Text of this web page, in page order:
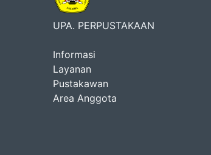
UPA. PERPUSTAKAAN
Informasi
Layanan
Pustakawan
Area Anggota